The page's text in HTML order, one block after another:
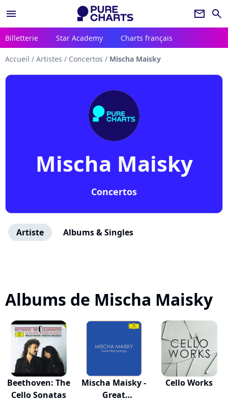
menu newsletter search
Billetterie Star Academy Charts français
Accueil / Artistes / Concertos / Mischa Maisky
Mischa Maisky
Concertos
Artiste Albums & Singles
Albums de Mischa Maisky
Beethoven: The
Cello Sonatas
Mischa Maisky -
Great
Cello Works